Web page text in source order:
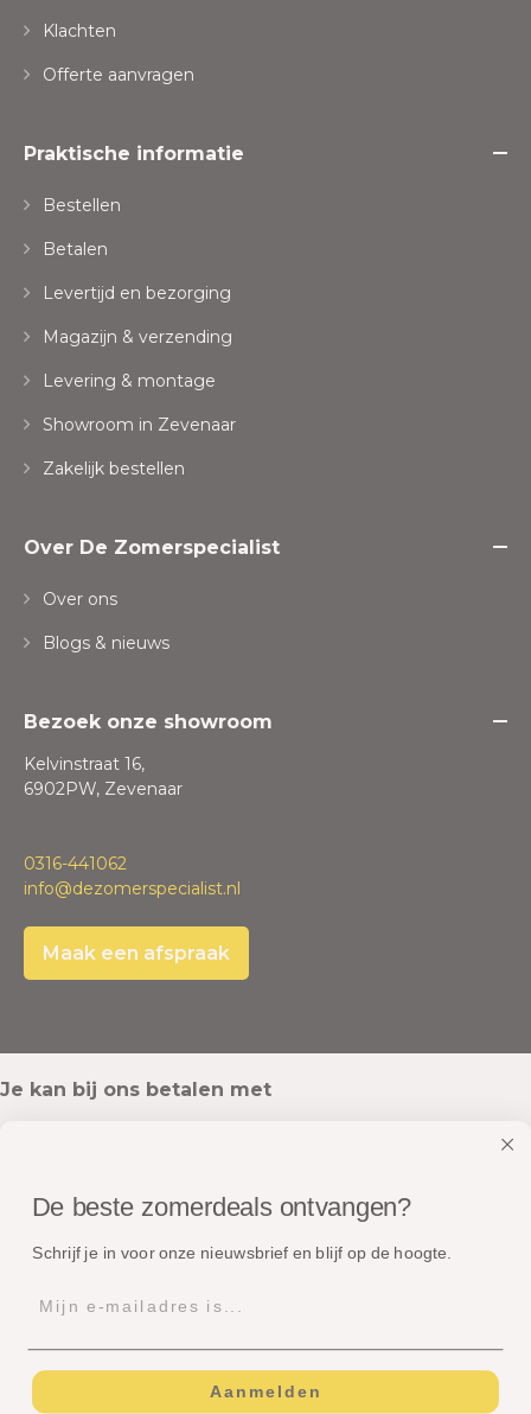
Klachten
Offerte aanvragen
Praktische informatie
Bestellen
Betalen
Levertijd en bezorging
Magazijn & verzending
Levering & montage
Showroom in Zevenaar
Zakelijk bestellen
Over De Zomerspecialist
Over ons
Blogs & nieuws
Bezoek onze showroom
Kelvinstraat 16,
6902PW, Zevenaar
0316-441062
info@dezomerspecialist.nl
Maak een afspraak
Je kan bij ons betalen met
Onze pakketten worden verstuurd met
© Copyright - Dé Zomerspecialist B.V.
De beste zomerdeals ontvangen?
Schrijf je in voor onze nieuwsbrief en blijf op de hoogte.
Aanmelden